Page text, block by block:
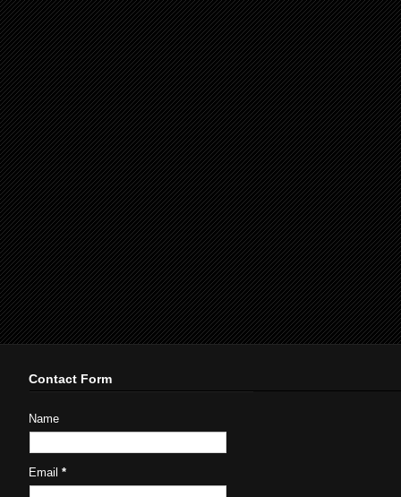
Contact Form
Name
Email*